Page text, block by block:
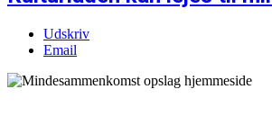
Udskriv
Email